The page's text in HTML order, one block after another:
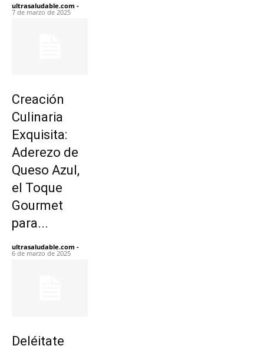
ultrasaludable.com -
7 de marzo de 2025
Creación
Culinaria
Exquisita:
Aderezo de
Queso Azul,
el Toque
Gourmet
para...
ultrasaludable.com -
6 de marzo de 2025
Deléitate